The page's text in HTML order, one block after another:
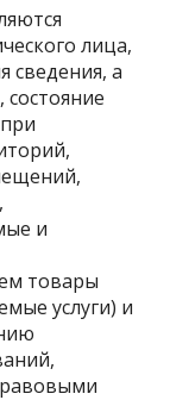
лица,
сведения, а
и
товары
услуги) и